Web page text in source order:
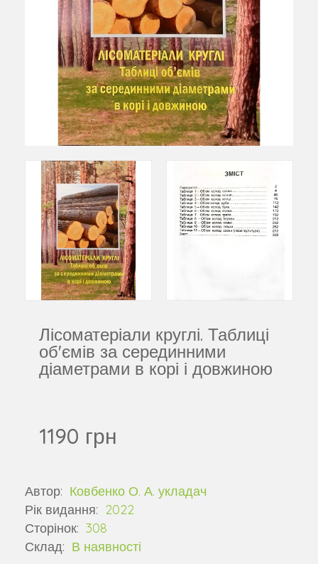
Лісоматеріали круглі. Таблиці
об'ємів за серединними
діаметрами в корі і довжиною
1190 грн
Автор: Ковбенко О. А. укладач
Рік видання: 2022
Сторінок: 308
Склад: В наявності